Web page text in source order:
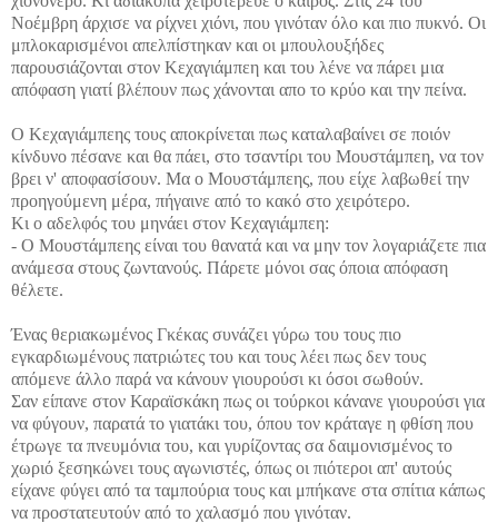
Νοέμβρη άρχισε να ρίχνει χιόνι, που γινόταν όλο και πιο πυκνό. Οι
μπλοκαρισμένοι απελπίστηκαν και οι μπουλουξήδες
παρουσιάζονται στον Κεχαγιάμπεη και του λένε να πάρει μια
απόφαση γιατί βλέπουν πως χάνονται απο το κρύο και την πείνα.
Ο Κεχαγιάμπεης τους αποκρίνεται πως καταλαβαίνει σε ποιόν
κίνδυνο πέσανε και θα πάει, στο τσαντίρι του Μουστάμπεη, να τον
βρει ν' αποφασίσουν. Μα ο Μουστάμπεης, που είχε λαβωθεί την
προηγούμενη μέρα, πήγαινε από το κακό στο χειρότερο.
Κι ο αδελφός του μηνάει στον Κεχαγιάμπεη:
- Ο Μουστάμπεης είναι του θανατά και να μην τον λογαριάζετε πια
ανάμεσα στους ζωντανούς. Πάρετε μόνοι σας όποια απόφαση
θέλετε.
Ένας θεριακωμένος Γκέκας συνάζει γύρω του τους πιο
εγκαρδιωμένους πατριώτες του και τους λέει πως δεν τους
απόμενε άλλο παρά να κάνουν γιουρούσι κι όσοι σωθούν.
Σαν είπανε στον Καραϊσκάκη πως οι τούρκοι κάνανε γιουρούσι για
να φύγουν, παρατά το γιατάκι του, όπου τον κράταγε η φθίση που
έτρωγε τα πνευμόνια του, και γυρίζοντας σα δαιμονισμένος το
χωριό ξεσηκώνει τους αγωνιστές, όπως οι πιότεροι απ' αυτούς
είχανε φύγει από τα ταμπούρια τους και μπήκανε στα σπίτια κάπως
να προστατευτούν από το χαλασμό που γινόταν.